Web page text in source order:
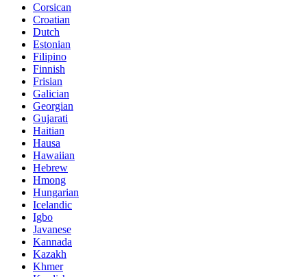
Corsican
Croatian
Dutch
Estonian
Filipino
Finnish
Frisian
Galician
Georgian
Gujarati
Haitian
Hausa
Hawaiian
Hebrew
Hmong
Hungarian
Icelandic
Igbo
Javanese
Kannada
Kazakh
Khmer